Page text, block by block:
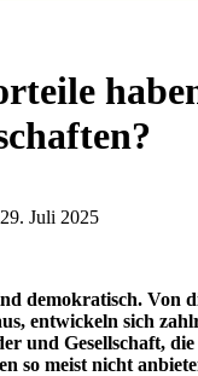
Juli 2025
demokratisch. Von
entwickeln sich
und Gesellschaft, die
so meist nicht